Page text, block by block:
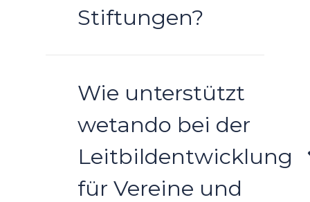
Stiftungen?
Wie unterstützt
wetando bei der
Leitbildentwicklung
für Vereine und